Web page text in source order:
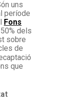
uns
període
Fons
dels
sobre
de
que